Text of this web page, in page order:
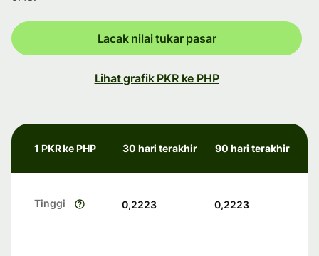
Lacak nilai tukar pasar
Lihat grafik PKR ke PHP
1 PKR ke PHP 30 hari terakhir 90 hari terakhir
Tinggi 0,2223 0,2223